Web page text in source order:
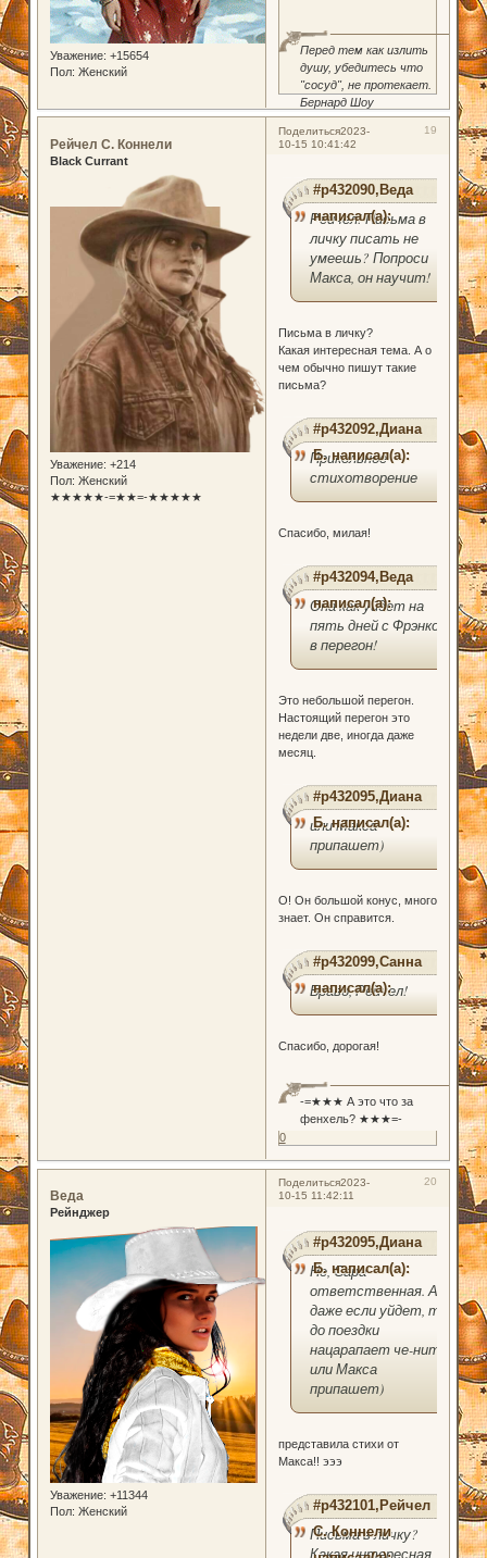
Уважение: +15654
Пол: Женский
Перед тем как излить
душу, убедитесь что
"сосуд", не протекает.
Бернард Шоу
Поделиться 19
2023-
10-15 10:41:42
Рейчел С. Коннели
Black Currant
Уважение: +214
Пол: Женский
★★★★★-=★★=-★★★★★
#p432090,Веда
написал(а):
Рейчел! Письма в
личку писать не
умеешь? Попроси
Макса, он научит!
Письма в личку?
Какая интересная тема. А о
чем обычно пишут такие
письма?
#p432092,Диана
Б. написал(а):
Прикольное
стихотворение
Спасибо, милая!
#p432094,Веда
написал(а):
Она как уйдет на
пять дней с Фрэнком
в перегон!
Это небольшой перегон.
Настоящий перегон это
недели две, иногда даже
месяц.
#p432095,Диана
Б. написал(а):
или Макса
припашет)
О! Он большой конус, много
знает. Он справится.
#p432099,Санна
написал(а):
Браво, Рейчел!
Спасибо, дорогая!
-=★★★ А это что за
фенхель? ★★★=-
0
Поделиться 20
2023-
10-15 11:42:11
Веда
Рейнджер
Уважение: +11344
Пол: Женский
#p432095,Диана
Б. написал(а):
Не, Сара
ответственная. А
даже если уйдет, то
до поездки
нацарапает че-нить
или Макса
припашет)
представила стихи от
Макса!! эээ
#p432101,Рейчел
С. Коннели
Письма в личку?
Какая интересная